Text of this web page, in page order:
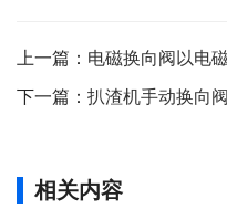
上一篇： 电磁换向阀以电
下一篇： 扒渣机手动换向
相关内容